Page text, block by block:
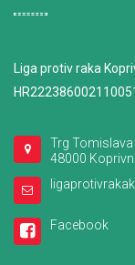
Liga protiv raka
Trg
48000
Facebook